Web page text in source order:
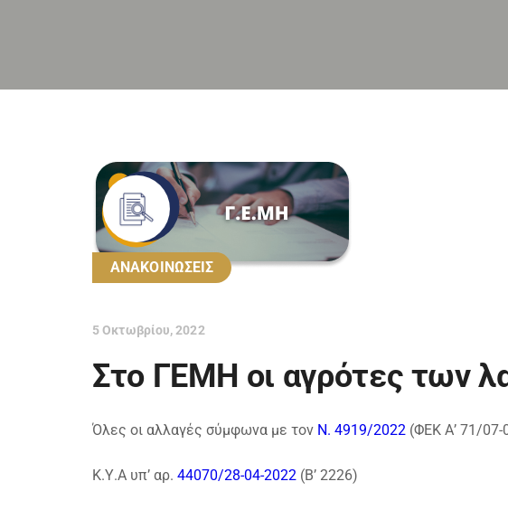
ΑΝΑΚΟΙΝΩΣΕΙΣ
5 Οκτωβρίου, 2022
Στο ΓΕΜΗ οι αγρότες των
Όλες οι αλλαγές σύμφωνα με τον Ν. 4919/2022 (ΦΕΚ Α’ 71/07-
Κ.Υ.Α υπ’ αρ. 44070/28-04-2022 (Β’ 2226)